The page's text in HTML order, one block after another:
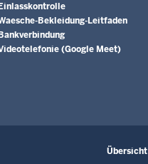
Bekleidung-Leitfaden
(Google Meet)
Übersicht